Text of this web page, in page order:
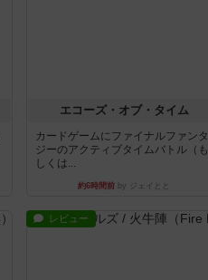
エコーズ・オブ・タイム
カードゲームにファイナルファンタ
ジーのアクティブタイムバトル（も
しくは...
約6時間前 by ジェイとと
レビュー